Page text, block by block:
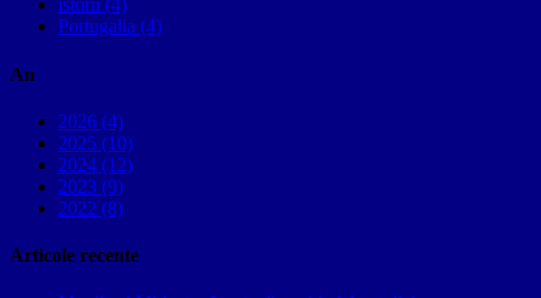
istorii (4)
Portugalia (4)
An
2026 (4)
2025 (10)
2024 (12)
2023 (9)
2022 (8)
Articole recente